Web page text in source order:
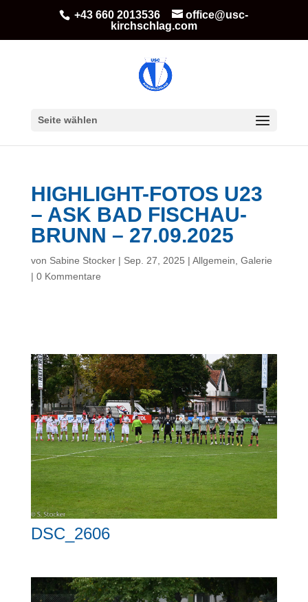
+43 660 2013536
office@usc-
kirchschlag.com
Seite wählen
HIGHLIGHT-FOTOS U23
– ASK BAD FISCHAU-
BRUNN – 27.09.2025
von Sabine Stocker| Sep. 27, 2025 | Allgemein Galerie
| 0 Kommentare
DSC_2606